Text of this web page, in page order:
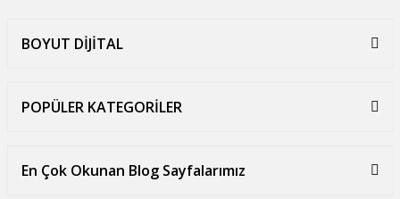
BOYUT DİJİTAL
POPÜLER KATEGORİLER
En Çok Okunan Blog Sayfalarımız